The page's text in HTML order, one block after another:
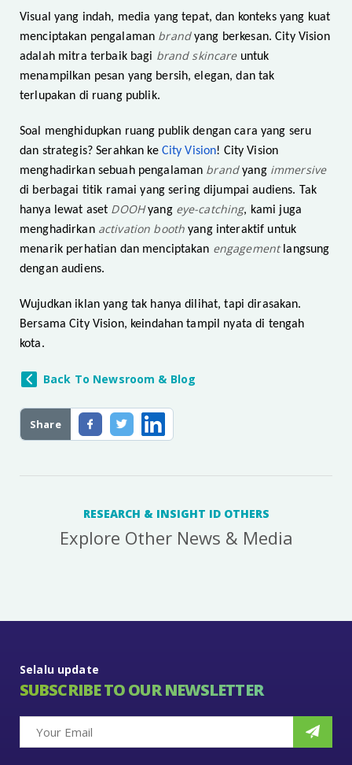
Share
Visual yang indah, media yang tepat, dan konteks yang kuat
menciptakan pengalaman brandyang berkesan. City Vision
adalah mitra terbaik bagi brand skincareuntuk
menampilkan pesan yang bersih, elegan, dan tak
terlupakan di ruang publik.
Soal menghidupkan ruang publik dengan cara yang seru
dan strategis? Serahkan ke City Vision! City Vision
menghadirkan sebuah pengalaman brandyang immersive
di berbagai titik ramai yang sering dijumpai audiens. Tak
hanya lewat aset DOOHyang eye-catching, kami juga
menghadirkan activation booth yang interaktif untuk
menarik perhatian dan menciptakan engagementlangsung
dengan audiens.
Wujudkan iklan yang tak hanya dilihat, tapi dirasakan.
Bersama City Vision, keindahan tampil nyata di tengah
kota.
Back To Newsroom & Blog
RESEARCH & INSIGHT ID OTHERS
Explore Other News & Media
Selalu update
SUBSCRIBE TO OUR NEWSLETTER